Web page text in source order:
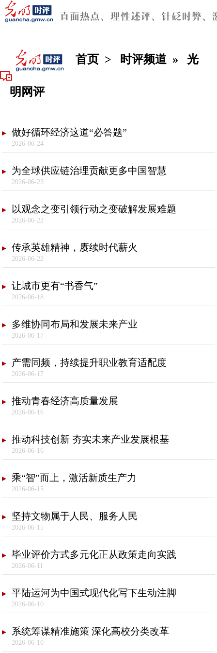
首页 > 时评频道 » 光
明网评
做好循环经济这道“必答题”
2026-06-24
为全球供应链治理贡献更多中国智慧
2026-06-23
以观念之变引领行动之变破解发展难题
2026-06-22
传承英雄精神，赓续时代薪火
2026-06-22
让城市更有“书香气”
2026-06-18
多维协同布局和发展未来产业
2026-06-17
产需同频，持续提升职业教育适配度
2026-06-17
推动青春经济高质量发展
2026-06-16
推动科技创新 夯实未来产业发展根基
2026-06-16
乘“智”而上，激活新质生产力
2026-06-15
坚持文物属于人民、服务人民
2026-06-15
毕业评价方式多元化正从政策走向实践
2026-06-11
平陆运河为中国式现代化写下生动注脚
2026-06-10
系统筹谋精准施策 深化高校分类改革
2026-06-10